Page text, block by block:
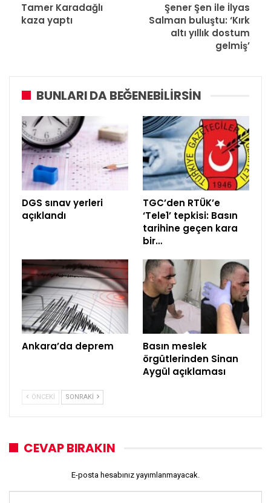
Tamer Karadağlı
kaza yaptı
Şener Şen ile İlyas
Salman buluştu: ‘Kırk
altı yıllık dostum
gelmiş’
BUNLARI DA BEĞENEBILIRSIN
DGS sınav yerleri
açıklandı
TGC’den RTÜK’e
‘Tele1’ tepkisi: Basın
tarihine geçen kara
bir…
Ankara’da deprem
Basın meslek
örgütlerinden Sinan
Aygül açıklaması
ÖNCEKI SONRAKI
CEVAP BIRAKIN
E-posta hesabınız yayımlanmayacak.